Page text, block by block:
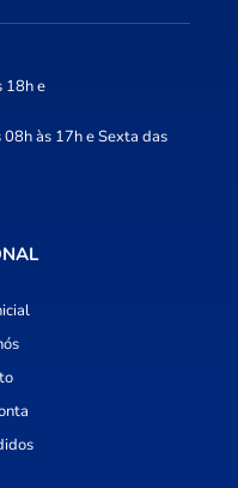
18h e
às 17h e Sexta das